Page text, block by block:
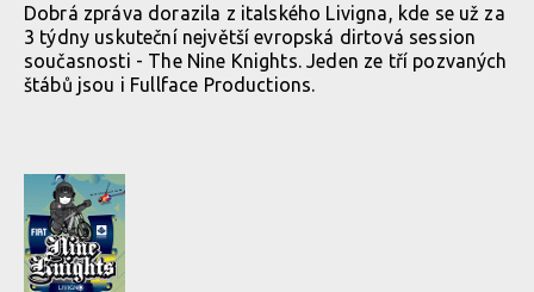
Dobrá zpráva dorazila z italského Livigna, kde se už za
3 týdny uskuteční největší evropská dirtová session
současnosti - The Nine Knights. Jeden ze tří pozvaných
štábů jsou i Fullface Productions.